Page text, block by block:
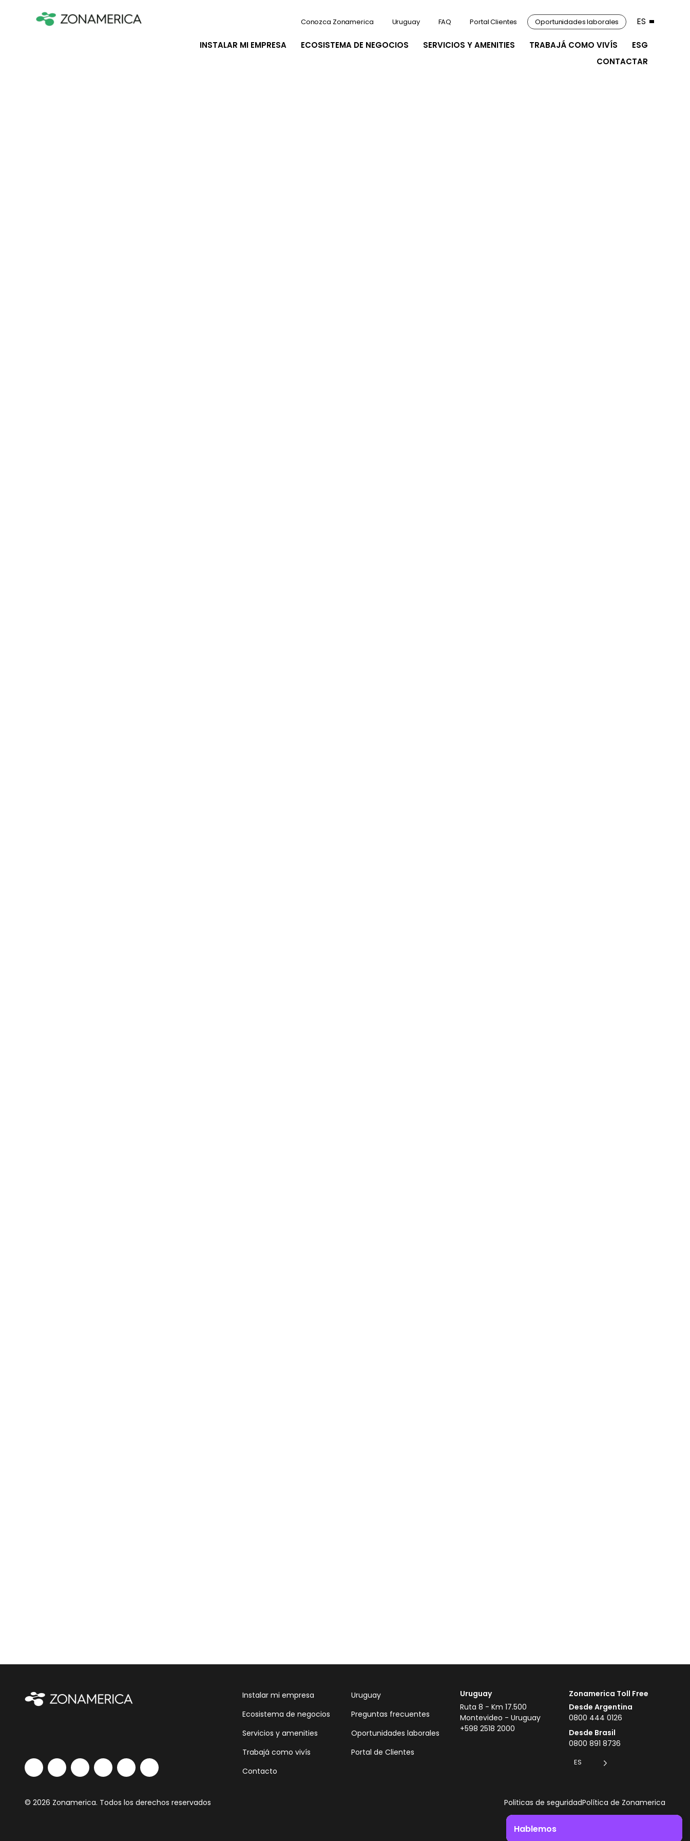
INSTALAR MI EMPRESA ECOSISTEMA DE NEGOCIOS SERVICIOS Y AMENITIES TRABAJÁ COMO VIVÍS
ESG
CONTACTAR
Conozca Zonamerica Uruguay FAQ Portal Clientes Oportunidades laborales ES
Instalar mi empresa
Ecosistema de negocios
Servicios y amenities
Trabajá como vivís
Contacto
Uruguay
Preguntas frecuentes
Oportunidades laborales
Portal de Clientes
Uruguay
Ruta 8 - Km 17.500
Montevideo - Uruguay
+598 2518 2000
Zonamerica Toll Free
Desde Argentina
0800 444 0126
Desde Brasil
0800 891 8736
ES
© 2026 Zonamerica. Todos los derechos reservados Politicas de seguridadPolítica de Zonamerica
Hablemos